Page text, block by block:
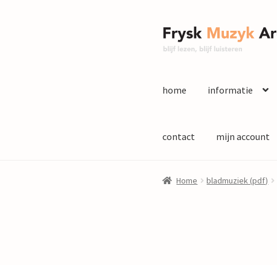
Ga
door
Ga
naar
home informatie
contact mijn account
Home bladmuziek (pdf)